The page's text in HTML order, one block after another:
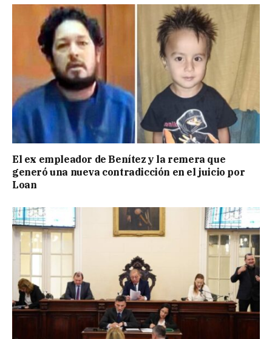
El ex empleador de Benítez y la remera que
generó una nueva contradicción en el juicio por
Loan